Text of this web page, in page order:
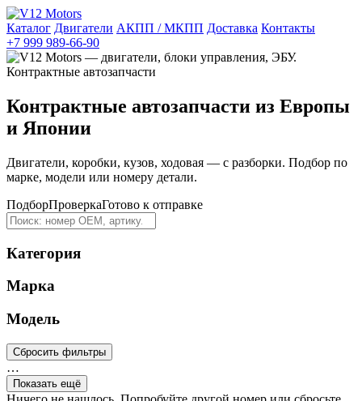
Каталог Двигатели АКПП / МКПП Доставка Контакты
+7 999 989-66-90
Контрактные автозапчасти из Европы
и Японии
Двигатели, коробки, кузов, ходовая — с разборки. Подбор по
марке, модели или номеру детали.
ПодборПроверкаГотово к отправке
Категория
Марка
Модель
Сбросить фильтры
…
Показать ещё